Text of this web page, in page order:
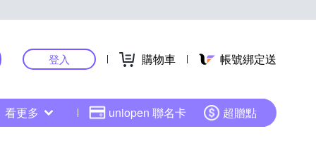
登入 購物車 帳號綁定送
看更多 uniopen 聯名卡 超贈點